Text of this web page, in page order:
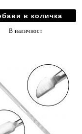
В наличност